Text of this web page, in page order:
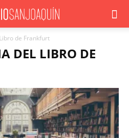
de Frankfurt
DEL LIBRO DE